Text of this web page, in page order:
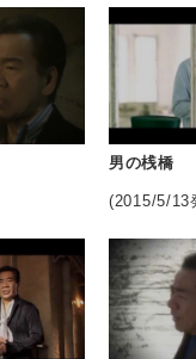
男の桟橋
(2015/5/13